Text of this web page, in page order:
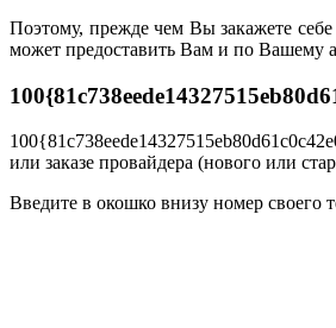
Поэтому, прежде чем Вы закажете
может предоставить Вам и по Вашему
или заказе провайдера (нового или
Введите в окошко внизу номер своего